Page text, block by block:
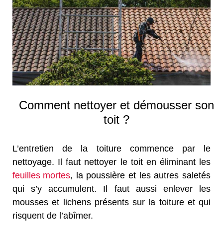
Comment nettoyer et démousser son
toit ?
L’entretien de la toiture commence par le
nettoyage. Il faut nettoyer le toit en éliminant les
feuilles mortes, la poussière et les autres saletés
qui s’y accumulent. Il faut aussi enlever les
mousses et lichens présents sur la toiture et qui
risquent de l’abîmer.